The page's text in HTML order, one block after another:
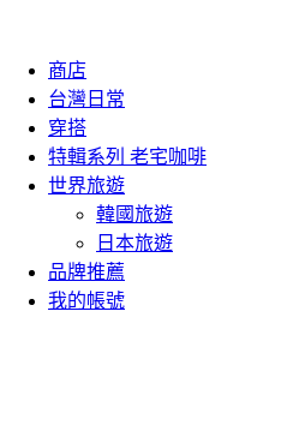
商店
台灣日常
穿搭
特輯系列 老宅咖啡
世界旅遊
韓國旅遊
日本旅遊
品牌推薦
我的帳號